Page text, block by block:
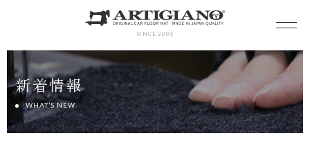
SINCE 2005
新着情報
WHAT’S NEW